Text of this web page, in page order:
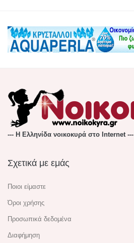
--- Η Ελληνίδα νοικοκυρά στο Internet ---
Σχετικά με εμάς
Ποιοι είμαστε
Όροι χρήσης
Προσωπικά δεδομένα
Διαφήμηση